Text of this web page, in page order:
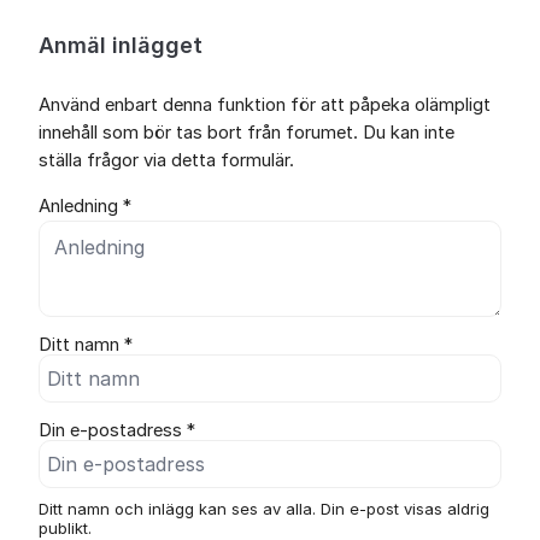
Anmäl inlägget
Använd enbart denna funktion för att påpeka olämpligt
innehåll som bör tas bort från forumet. Du kan inte
ställa frågor via detta formulär.
Anledning *
Ditt namn *
Din e-postadress *
Ditt namn och inlägg kan ses av alla. Din e-post visas aldrig
publikt.